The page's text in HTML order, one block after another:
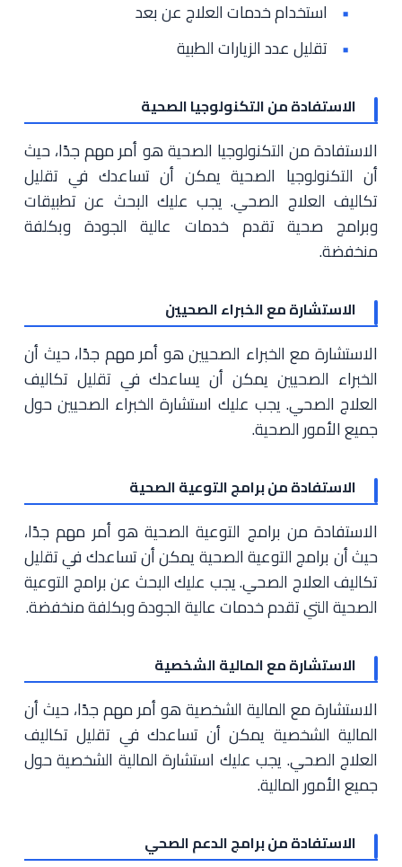
استخدام خدمات العلاج عن بعد
تقليل عدد الزيارات الطبية
الاستفادة من التكنولوجيا الصحية
الاستفادة من التكنولوجيا الصحية هو أمر مهم جدًا، حيث
أن التكنولوجيا الصحية يمكن أن تساعدك في تقليل
تكاليف العلاج الصحي. يجب عليك البحث عن تطبيقات
وبرامج صحية تقدم خدمات عالية الجودة وبكلفة
منخفضة.
الاستشارة مع الخبراء الصحيين
الاستشارة مع الخبراء الصحيين هو أمر مهم جدًا، حيث أن
الخبراء الصحيين يمكن أن يساعدك في تقليل تكاليف
العلاج الصحي. يجب عليك استشارة الخبراء الصحيين حول
جميع الأمور الصحية.
الاستفادة من برامج التوعية الصحية
الاستفادة من برامج التوعية الصحية هو أمر مهم جدًا،
حيث أن برامج التوعية الصحية يمكن أن تساعدك في تقليل
تكاليف العلاج الصحي. يجب عليك البحث عن برامج التوعية
الصحية التي تقدم خدمات عالية الجودة وبكلفة منخفضة.
الاستشارة مع المالية الشخصية
الاستشارة مع المالية الشخصية هو أمر مهم جدًا، حيث أن
المالية الشخصية يمكن أن تساعدك في تقليل تكاليف
العلاج الصحي. يجب عليك استشارة المالية الشخصية حول
جميع الأمور المالية.
الاستفادة من برامج الدعم الصحي